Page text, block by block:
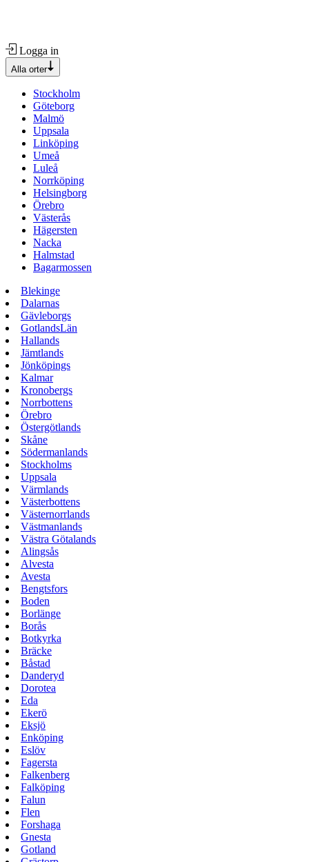
Logga in
Alla orter
Stockholm
Göteborg
Malmö
Uppsala
Linköping
Umeå
Luleå
Norrköping
Helsingborg
Örebro
Västerås
Hägersten
Nacka
Halmstad
Bagarmossen
Blekinge
Dalarnas
Gävleborgs
GotlandsLän
Hallands
Jämtlands
Jönköpings
Kalmar
Kronobergs
Norrbottens
Örebro
Östergötlands
Skåne
Södermanlands
Stockholms
Uppsala
Värmlands
Västerbottens
Västernorrlands
Västmanlands
Västra Götalands
Alingsås
Alvesta
Avesta
Bengtsfors
Boden
Borlänge
Borås
Botkyrka
Bräcke
Båstad
Danderyd
Dorotea
Eda
Ekerö
Eksjö
Enköping
Eslöv
Fagersta
Falkenberg
Falköping
Falun
Flen
Forshaga
Gnesta
Gotland